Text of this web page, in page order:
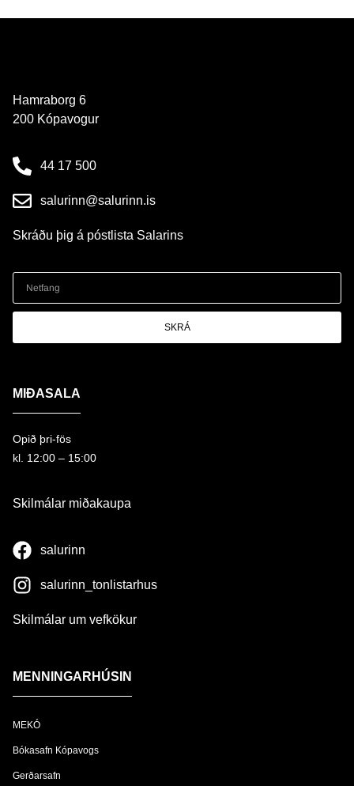
Hamraborg 6
200 Kópavogur
44 17 500
salurinn@salurinn.is
Skráðu þig á póstlista Salarins
SKRÁ
MIÐASALA
Opið þri-fös
kl. 12:00 – 15:00
Skilmálar miðakaupa
salurinn
salurinn_tonlistarhus
Skilmálar um vefkökur
MENNINGARHÚSIN
MEKÓ
Bókasafn Kópavogs
Gerðarsafn